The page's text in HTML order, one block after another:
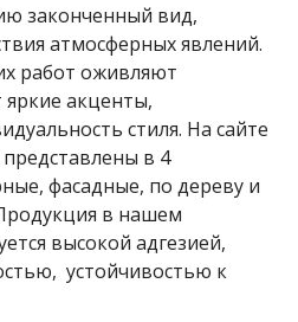
законченный вид,
атмосферных явлений.
работ оживляют
акценты,
стиля. На сайте
представлены в 4
фасадные, по дереву и
в нашем
высокой адгезией,
устойчивостью к